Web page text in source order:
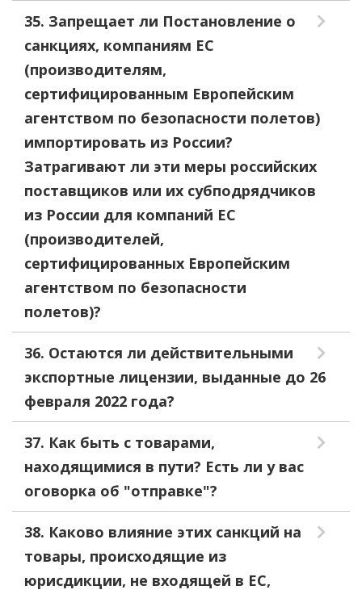
35. Запрещает ли Постановление о
санкциях, компаниям ЕС
(производителям,
сертифицированным Европейским
агентством по безопасности полетов)
импортировать из России?
Затрагивают ли эти меры российских
поставщиков или их субподрядчиков
из России для компаний ЕС
(производителей,
сертифицированных Европейским
агентством по безопасности
полетов)?
36. Остаются ли действительными
экспортные лицензии, выданные до 26
февраля 2022 года?
37. Как быть с товарами,
находящимися в пути? Есть ли у вас
оговорка об "отправке"?
38. Каково влияние этих санкций на
товары, происходящие из
юрисдикции, не входящей в ЕС,